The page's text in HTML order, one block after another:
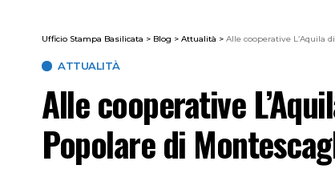
Ufficio Stampa Basilicata > Blog > Attualità > Alle cooperative L’Aquila
ATTUALITÀ
Alle cooperative
Popolare di